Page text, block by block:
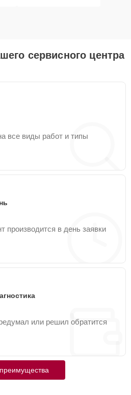
сервисного центра
все виды работ и типы
производится в день заявки
или решил обратится